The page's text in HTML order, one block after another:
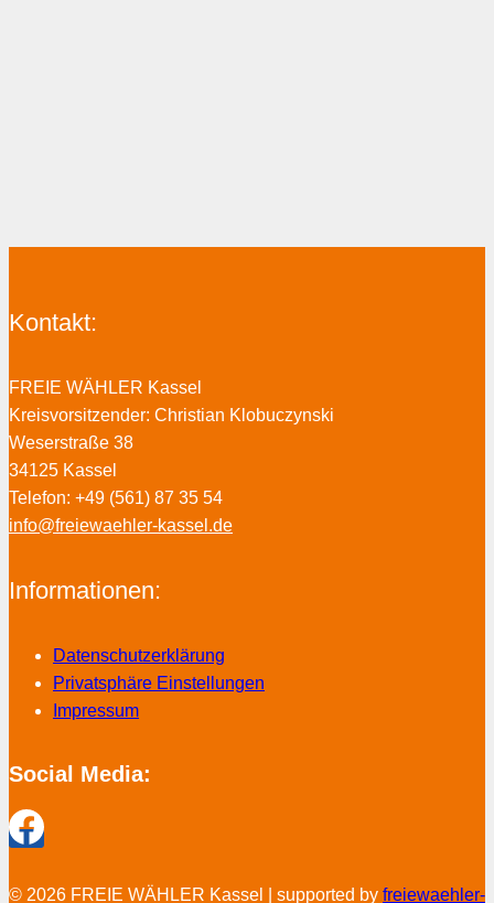
Kontakt:
FREIE WÄHLER Kassel
Kreisvorsitzender: Christian Klobuczynski
Weserstraße 38
34125 Kassel
Telefon: +49 (561) 87 35 54
info@freiewaehler-kassel.de
Informationen:
Datenschutzerklärung
Privatsphäre Einstellungen
Impressum
Social Media:
© 2026 FREIE WÄHLER Kassel | supported by freiewaehler-